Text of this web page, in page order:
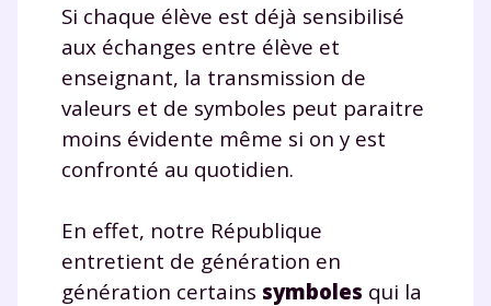
Si chaque élève est déjà sensibilisé
aux échanges entre élève et
enseignant, la transmission de
valeurs et de symboles peut paraitre
moins évidente même si on y est
confronté au quotidien.
En effet, notre République
entretient de génération en
génération certains symboles qui la